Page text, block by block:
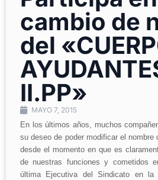
cambio de
del
II.PP»
MAYO 7, 2015
En los últimos años, muchos
su deseo de poder modificar el nombre
desde el momento en que es
de nuestras funciones y cometidos
última Ejecutiva del Sindicato en la